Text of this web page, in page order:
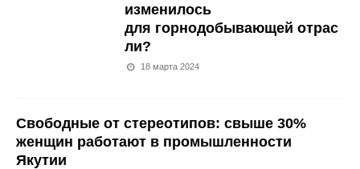
изменилось
для горнодобывающей отрас
ли?
18 марта 2024
Свободные от стереотипов: свыше 30%
женщин работают в промышленности
Якутии